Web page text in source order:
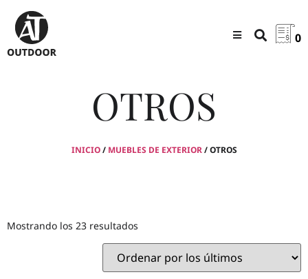
0
OTROS
INICIO/ MUEBLES DE EXTERIOR/ OTROS
Mostrando los 23 resultados